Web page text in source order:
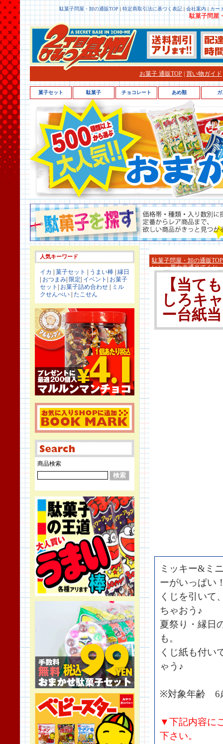
駄菓子問屋・卸の通販TOP | 特定商取引法に基づく表記 | 会社案内 | カー
駄菓子問屋
お菓子 通販TOP 買い物ガイド
人気キーワード
イカ 菓子セット うまい棒 縁日
おつまみ 限定 イベント
お菓子
セット
お菓子詰め合わせ
ミル
クせんべい たこせん
商品検索
駄菓子問屋・卸の通販TOP
い）>男女共通当てくじ
【当て
しろキ
ー台紙
ミッキー&ミ
ーがいっぱい
くじを引いて
ちゃおう♪
夏祭り・縁日
も。
くじ紙も付い
ゃう♪
※対象年齢 6
▼下記内容に
下さい。